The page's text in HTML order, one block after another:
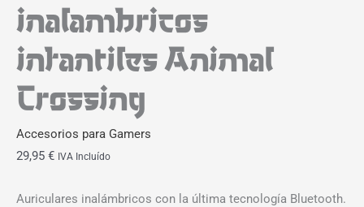
inalambricos
infantiles Animal
Crossing
Accesorios para Gamers
29,95 € IVA Incluído
Auriculares inalámbricos con la última tecnología Bluetooth.